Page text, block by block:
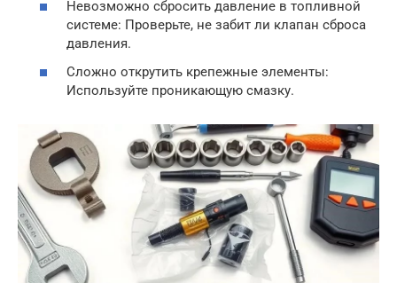
Невозможно сбросить давление в топливной
системе: Проверьте, не забит ли клапан сброса
давления.
Сложно открутить крепежные элементы:
Используйте проникающую смазку.